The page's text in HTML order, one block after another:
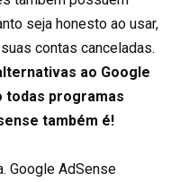
seja honesto ao usar,
contas canceladas.
ao Google
todas programas
também é!
Google AdSense